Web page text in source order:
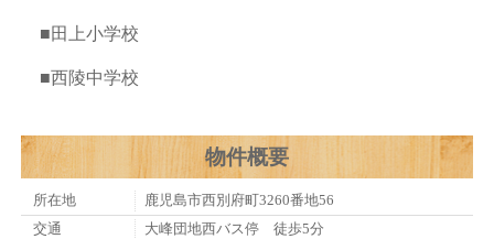
■田上小学校
■西陵中学校
物件概要
所在地
鹿児島市西別府町3260番地56
交通
大峰団地西バス停 徒歩5分